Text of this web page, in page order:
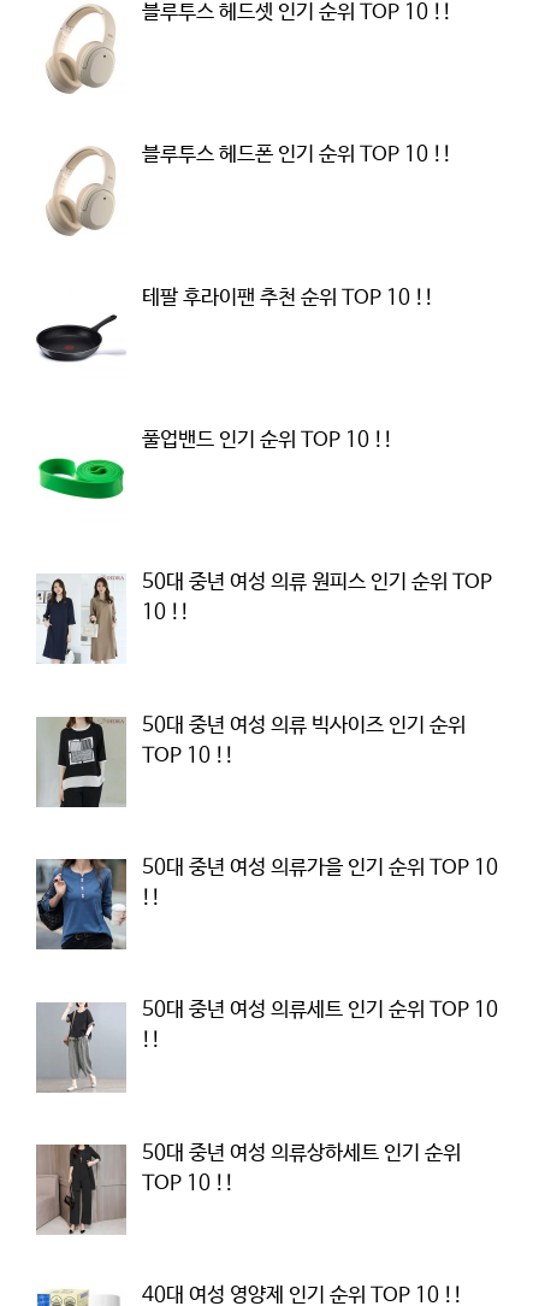
블루투스 헤드셋 인기 순위 TOP 10 !!
블루투스 헤드폰 인기 순위 TOP 10 !!
테팔 후라이팬 추천 순위 TOP 10 !!
풀업밴드 인기 순위 TOP 10 !!
50대 중년 여성 의류 원피스 인기 순위 TOP
10 !!
50대 중년 여성 의류 빅사이즈 인기 순위
TOP 10 !!
50대 중년 여성 의류가을 인기 순위 TOP 10
!!
50대 중년 여성 의류세트 인기 순위 TOP 10
!!
50대 중년 여성 의류상하세트 인기 순위
TOP 10 !!
40대 여성 영양제 인기 순위 TOP 10 !!